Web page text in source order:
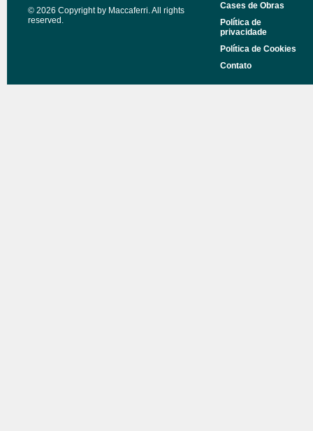
© 2026 Copyright by Maccaferri. All rights
reserved.
Cases de Obras
Política de
privacidade
Política de Cookies
Contato